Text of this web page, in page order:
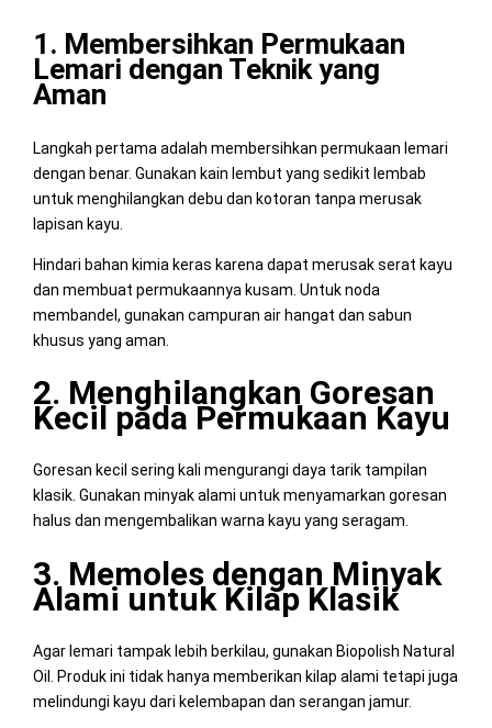
1. Membersihkan Permukaan
Lemari dengan Teknik yang
Aman
Langkah pertama adalah membersihkan permukaan lemari
dengan benar. Gunakan kain lembut yang sedikit lembab
untuk menghilangkan debu dan kotoran tanpa merusak
lapisan kayu.
Hindari bahan kimia keras karena dapat merusak serat kayu
dan membuat permukaannya kusam. Untuk noda
membandel, gunakan campuran air hangat dan sabun
khusus yang aman.
2. Menghilangkan Goresan
Kecil pada Permukaan Kayu
Goresan kecil sering kali mengurangi daya tarik tampilan
klasik. Gunakan minyak alami untuk menyamarkan goresan
halus dan mengembalikan warna kayu yang seragam.
3. Memoles dengan Minyak
Alami untuk Kilap Klasik
Agar lemari tampak lebih berkilau, gunakan Biopolish Natural
Oil. Produk ini tidak hanya memberikan kilap alami tetapi juga
melindungi kayu dari kelembapan dan serangan jamur.